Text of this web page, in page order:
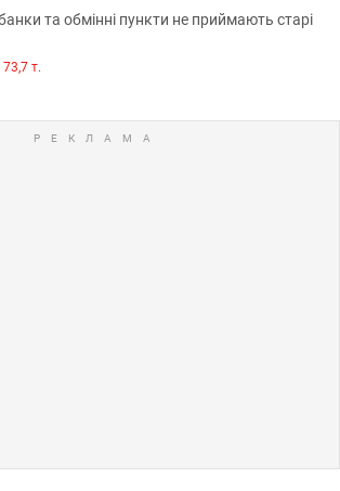
та обмінні пункти не приймають старі
73,7 т.